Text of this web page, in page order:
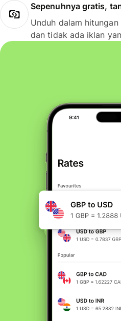
Sepenuhnya gratis,
Unduh dalam
dan tidak ada iklan